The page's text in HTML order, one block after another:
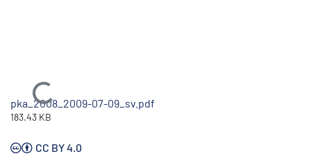
Ladataan...
pka_2008_2009-07-09_sv.pdf
183.43 KB
CC BY 4.0